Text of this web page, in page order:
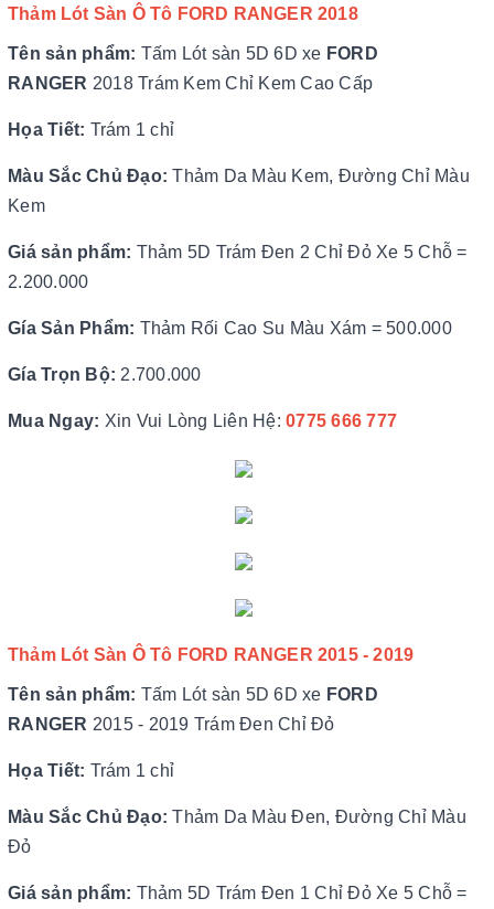
Thảm Lót Sàn Ô Tô FORD RANGER 2018
Tên sản phẩm: Tấm Lót sàn 5D 6D xe FORD
RANGER 2018 Trám Kem Chỉ Kem Cao Cấp
Họa Tiết: Trám 1 chỉ
Màu Sắc Chủ Đạo: Thảm Da Màu Kem, Đường Chỉ Màu
Kem
Giá sản phẩm: Thảm 5D Trám Đen 2 Chỉ Đỏ Xe 5 Chỗ =
2.200.000
Gía Sản Phẩm: Thảm Rối Cao Su Màu Xám = 500.000
Gía Trọn Bộ: 2.700.000
Mua Ngay: Xin Vui Lòng Liên Hệ: 0775 666 777
Thảm Lót Sàn Ô Tô FORD RANGER 2015 - 2019
Tên sản phẩm: Tấm Lót sàn 5D 6D xe FORD
RANGER 2015 - 2019 Trám Đen Chỉ Đỏ
Họa Tiết: Trám 1 chỉ
Màu Sắc Chủ Đạo: Thảm Da Màu Đen, Đường Chỉ Màu
Đỏ
Giá sản phẩm: Thảm 5D Trám Đen 1 Chỉ Đỏ Xe 5 Chỗ =